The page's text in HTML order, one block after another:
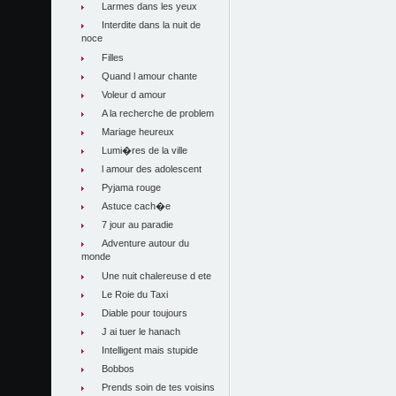
Larmes dans les yeux
Interdite dans la nuit de
noce
Filles
Quand l amour chante
Voleur d amour
A la recherche de problem
Mariage heureux
Lumi�res de la ville
l amour des adolescent
Pyjama rouge
Astuce cach�e
7 jour au paradie
Adventure autour du
monde
Une nuit chalereuse d ete
Le Roie du Taxi
Diable pour toujours
J ai tuer le hanach
Intelligent mais stupide
Bobbos
Prends soin de tes voisins